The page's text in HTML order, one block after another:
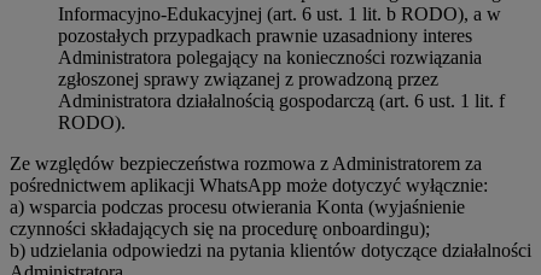
Informacyjno-Edukacyjnej (art. 6 ust. 1 lit. b RODO), a w
pozostałych przypadkach prawnie uzasadniony interes
Administratora polegający na konieczności rozwiązania
zgłoszonej sprawy związanej z prowadzoną przez
Administratora działalnością gospodarczą (art. 6 ust. 1 lit. f
RODO).
Ze względów bezpieczeństwa rozmowa z Administratorem za
pośrednictwem aplikacji WhatsApp może dotyczyć wyłącznie:
a) wsparcia podczas procesu otwierania Konta (wyjaśnienie
czynności składających się na procedurę onboardingu);
b) udzielania odpowiedzi na pytania klientów dotyczące działalności